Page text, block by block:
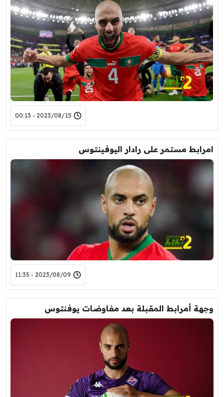
2023/08/15 - 00:13
امرابط مستمر على رادار اليوفينتوس
2023/08/09 - 11:35
وجهة أمرابط المقبلة بعد مفاوضات يوفنتوس